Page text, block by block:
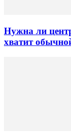
Нужна ли
хватит